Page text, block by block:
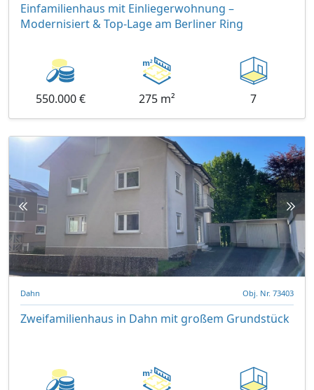
Einfamilienhaus mit Einliegerwohnung –
Modernisiert & Top-Lage am Berliner Ring
550.000 € 275 m² 7
Dahn Obj. Nr. 73403
Zweifamilienhaus in Dahn mit großem Grundstück